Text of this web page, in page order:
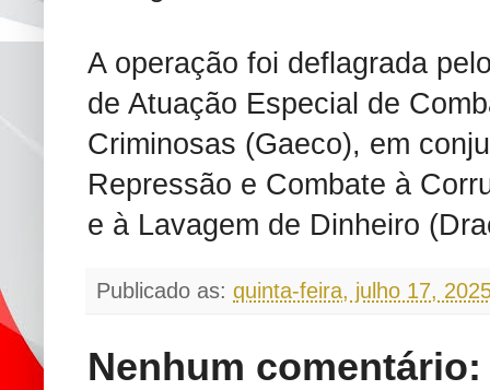
A operação foi deflagrada
de Atuação Especial de
Criminosas (Gaeco), em
Repressão e Combate à
e à Lavagem de Dinheiro
Publicado as: quinta-feira, julho 17,
Nenhum comentário: